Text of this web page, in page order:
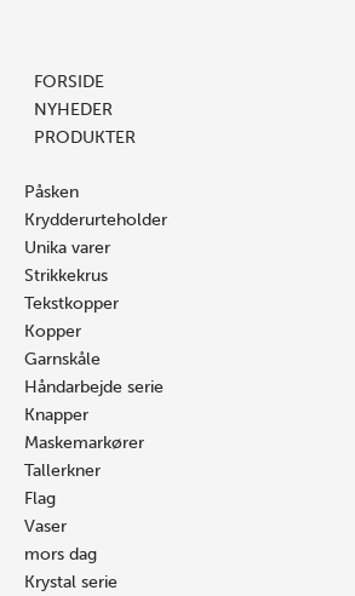
FORSIDE
NYHEDER
PRODUKTER
Påsken
Krydderurteholder
Unika varer
Strikkekrus
Tekstkopper
Kopper
Garnskåle
Håndarbejde serie
Knapper
Maskemarkører
Tallerkner
Flag
Vaser
mors dag
Krystal serie